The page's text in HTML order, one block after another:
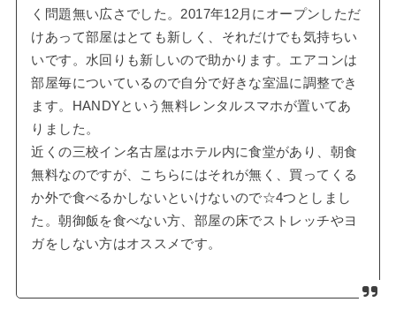
く問題無い広さでした。2017年12月にオープンしただ
けあって部屋はとても新しく、それだけでも気持ちい
いです。水回りも新しいので助かります。エアコンは
部屋毎についているので自分で好きな室温に調整でき
ます。HANDYという無料レンタルスマホが置いてあ
りました。
近くの三校イン名古屋はホテル内に食堂があり、朝食
無料なのですが、こちらにはそれが無く、買ってくる
か外で食べるかしないといけないので☆4つとしまし
た。朝御飯を食べない方、部屋の床でストレッチやヨ
ガをしない方はオススメです。